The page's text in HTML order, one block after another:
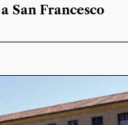
San Francesco